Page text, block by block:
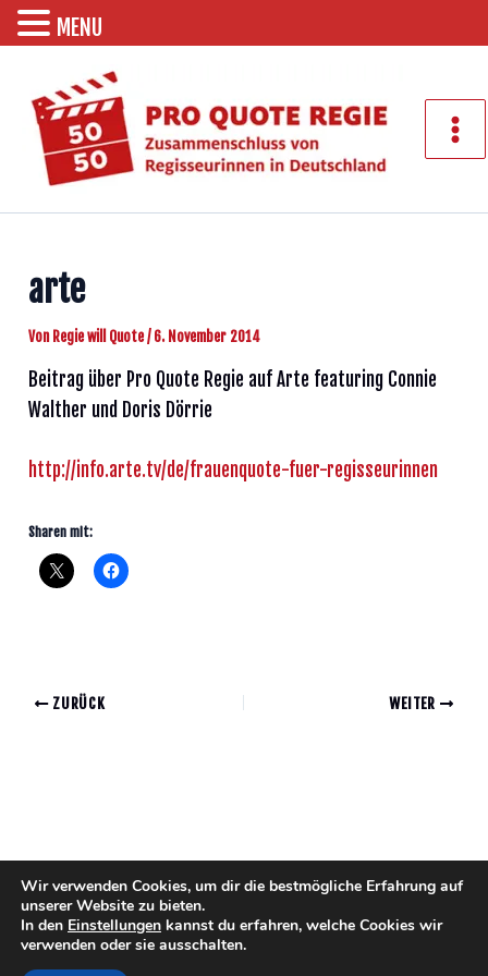
springen
arte
Von Regie will Quote/6. November 2014
Beitrag über Pro Quote Regie auf Arte featuring Connie
Walther und Doris Dörrie
http://info.arte.tv/de/frauenquote-fuer-regisseurinnen
Sharen mit:
ZURÜCK WEITER
MENU
Wir verwenden Cookies, um dir die bestmögliche Erfahrung auf
unserer Website zu bieten.
In den Einstellungen kannst du erfahren, welche Cookies wir
verwenden oder sie ausschalten.